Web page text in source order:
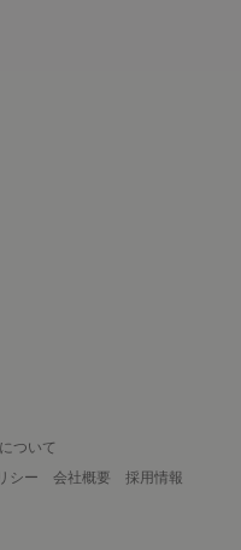
ついて
シー 会社概要
採用情報